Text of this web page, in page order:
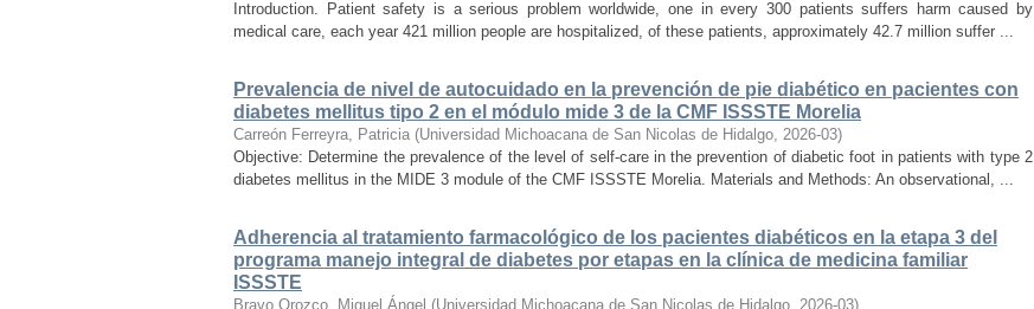
Introduction. Patient safety is a serious problem worldwide, one in every 300 patients suffers harm caused by
medical care, each year 421 million people are hospitalized, of these patients, approximately 42.7 million suffer ...
Prevalencia de nivel de autocuidado en la prevención de pie diabético en pacientes con
diabetes mellitus tipo 2 en el módulo mide 3 de la CMF ISSSTE Morelia
Carreón Ferreyra, Patricia (Universidad Michoacana de San Nicolas de Hidalgo, 2026-03)
Objective: Determine the prevalence of the level of self-care in the prevention of diabetic foot in patients with type 2
diabetes mellitus in the MIDE 3 module of the CMF ISSSTE Morelia. Materials and Methods: An observational, ...
Adherencia al tratamiento farmacológico de los pacientes diabéticos en la etapa 3 del
programa manejo integral de diabetes por etapas en la clínica de medicina familiar
ISSSTE
Bravo Orozco, Miguel Ángel (Universidad Michoacana de San Nicolas de Hidalgo 2026-03)